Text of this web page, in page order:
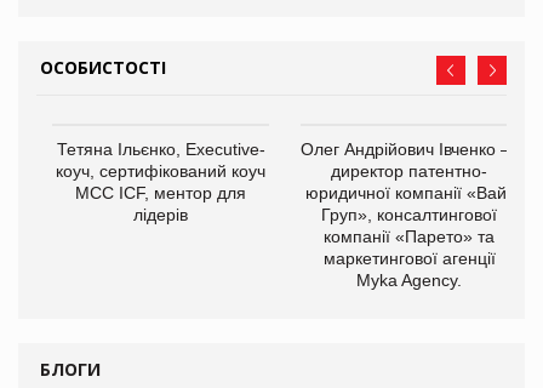
ОСОБИСТОСТІ
Тетяна Ільєнко, Executive-
коуч, сертифікований коуч
МСС ICF, ментор для
лідерів
Олег Андрійович Івченко —
директор патентно-
юридичної компанії «Вайз
Груп», консалтингової
компанії «Парето» та
маркетингової агенції
Myka Agency.
БЛОГИ